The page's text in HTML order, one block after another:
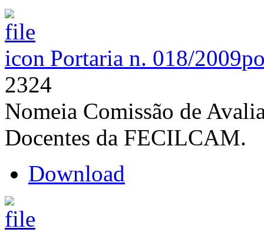
Portaria n. 018/2009
2324
Nomeia Comissão de
Docentes da FECILCAM.
Download